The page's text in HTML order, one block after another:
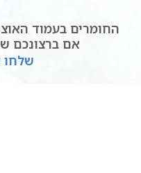
החומרים בעמוד
אם ברצונכם
שלחו